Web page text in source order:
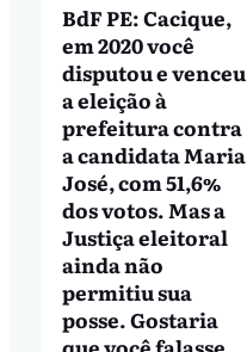
BdF PE: Cacique,
em 2020 você
disputou e venceu
a eleição à
prefeitura contra
a candidata Maria
José, com 51,6%
dos votos. Mas a
Justiça eleitoral
ainda não
permitiu sua
posse. Gostaria